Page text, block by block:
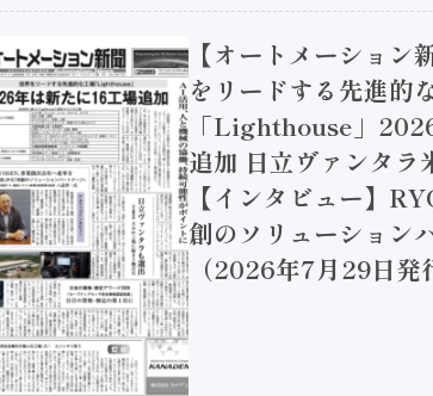
【オートメーショ
をリードする先進的
「Lighthouse」
追加 日立ヴァンタ
【インタビュー】
創のソリューション
（2026年7月29日発